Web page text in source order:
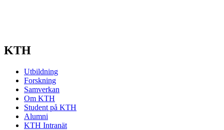
KTH
Utbildning
Forskning
Samverkan
Om KTH
Student på KTH
Alumni
KTH Intranät